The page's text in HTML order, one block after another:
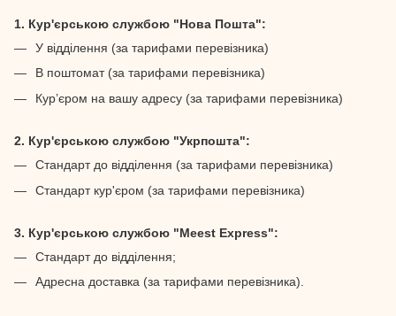
1. Кур'єрською службою "Нова Пошта":
У відділення (за тарифами перевізника)
В поштомат (за тарифами перевізника)
Кур’єром на вашу адресу (за тарифами перевізника)
2. Кур'єрською службою "Укрпошта":
Стандарт до відділення (за тарифами перевізника)
Стандарт кур'єром (за тарифами перевізника)
3. Кур'єрською службою "Meest Express":
Стандарт до відділення;
Адресна доставка (за тарифами перевізника).